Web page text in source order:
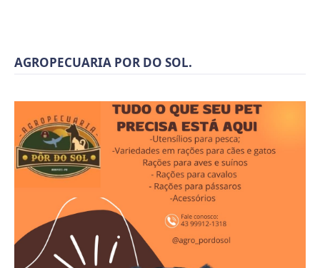
AGROPECUARIA POR DO SOL.